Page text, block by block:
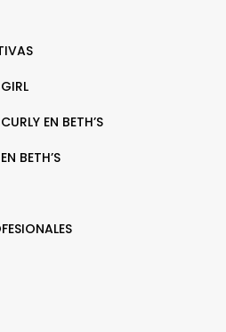
EN BETH’S
BETH’S